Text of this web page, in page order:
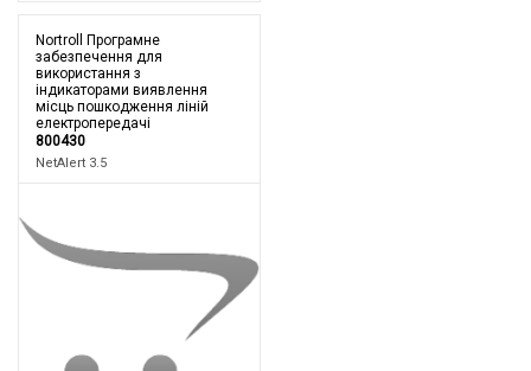
Nortroll Програмне
забезпечення для
використання з
індикаторами виявлення
місць пошкодження ліній
електропередачі
800430
NetAlert 3.5